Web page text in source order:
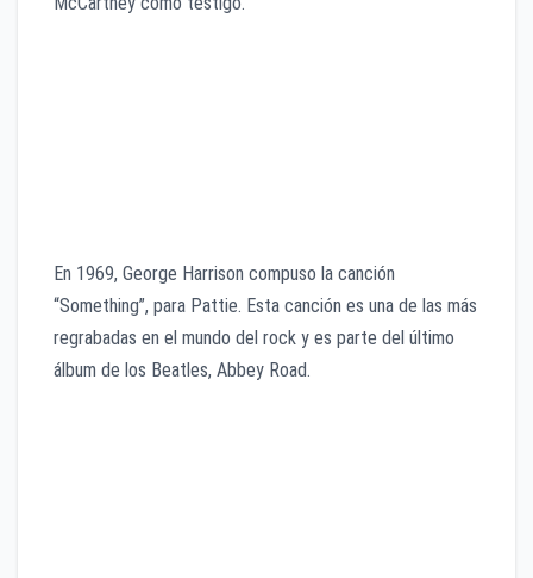
En 1969, George Harrison compuso la canción
“Something”, para Pattie. Esta canción es una de las más
regrabadas en el mundo del rock y es parte del último
álbum de los Beatles, Abbey Road.